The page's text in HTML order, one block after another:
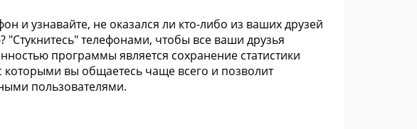
и узнавайте, не оказался ли кто-либо из ваших друзей
"Стукнитесь" телефонами, чтобы все ваши друзья
программы является сохранение статистики
вы общаетесь чаще всего и позволит
пользователями.